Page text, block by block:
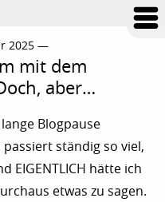
2025 —
mit dem
aber…
Blogpause
ständig so viel,
EIGENTLICH hätte ich
etwas zu sagen.